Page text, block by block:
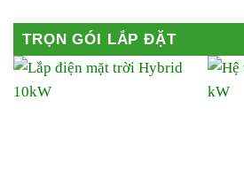
TRỌN GÓI LẮP ĐẶT